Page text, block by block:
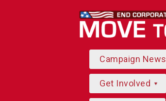
Campaign News
Get Involved